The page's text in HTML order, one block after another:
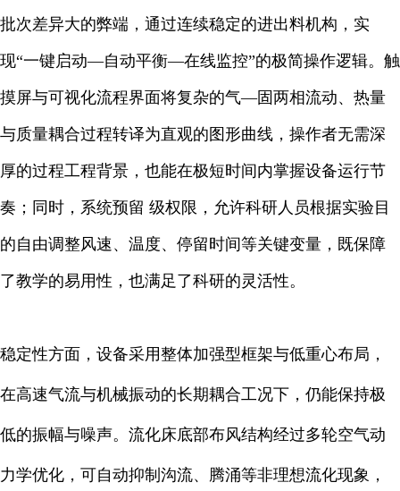
批次差异大的弊端，通过连续稳定的进出料机构，实
现“一键启动—自动平衡—在线监控”的极简操作逻辑。触
摸屏与可视化流程界面将复杂的气—固两相流动、热量
与质量耦合过程转译为直观的图形曲线，操作者无需深
厚的过程工程背景，也能在极短时间内掌握设备运行节
奏；同时，系统预留 级权限，允许科研人员根据实验目
的自由调整风速、温度、停留时间等关键变量，既保障
了教学的易用性，也满足了科研的灵活性。
稳定性方面，设备采用整体加强型框架与低重心布局，
在高速气流与机械振动的长期耦合工况下，仍能保持极
低的振幅与噪声。流化床底部布风结构经过多轮空气动
力学优化，可自动抑制沟流、腾涌等非理想流化现象，